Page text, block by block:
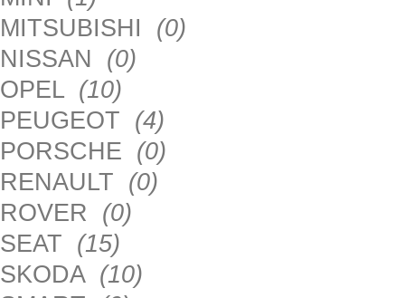
MITSUBISHI (0)
NISSAN (0)
OPEL (10)
PEUGEOT (4)
PORSCHE (0)
RENAULT (0)
ROVER (0)
SEAT (15)
SKODA (10)